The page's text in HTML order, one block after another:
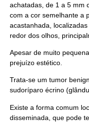
achatadas, de 1 a 5 mm
com a cor semelhante a
acastanhada,
redor dos olhos,
Apesar de muito
prejuízo estético.
Trata-se um tumor
sudoríparo écrino
Existe a forma comum
disseminada, que pode